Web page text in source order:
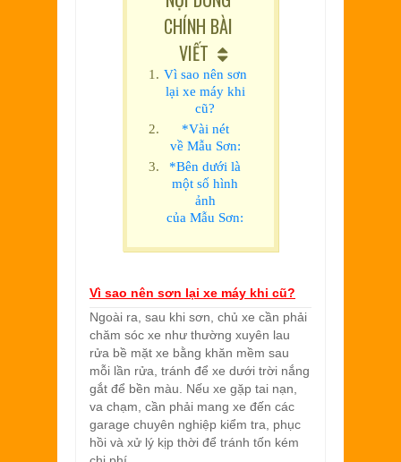
CHÍNH BÀI
VIẾT
Vì sao nên sơn
lại xe máy khi
cũ?
*Vài nét
về Mẫu Sơn:
*Bên dưới là
một số hình
ảnh
của Mẫu Sơn:
Vì sao nên sơn lại xe máy khi cũ?
Ngoài ra, sau khi sơn, chủ xe cần phải
chăm sóc xe như thường xuyên lau
rửa bề mặt xe bằng khăn mềm sau
mỗi lần rửa, tránh để xe dưới trời nắng
gắt để bền màu. Nếu xe gặp tai nạn,
va chạm, cần phải mang xe đến các
garage chuyên nghiệp kiểm tra, phục
hồi và xử lý kịp thời để tránh tốn kém